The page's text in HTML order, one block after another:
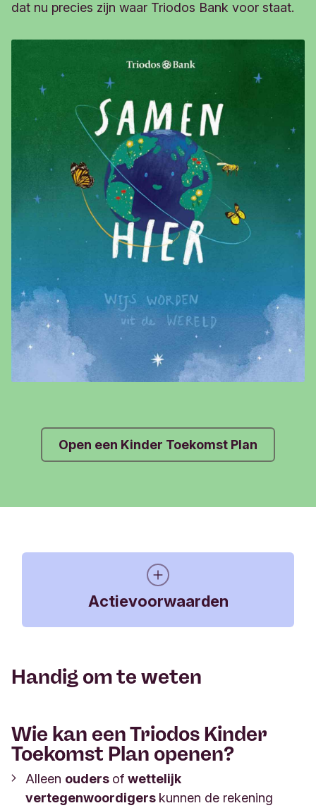
dat nu precies zijn waar Triodos Bank voor staat.
Open een Kinder Toekomst Plan
Actievoorwaarden
Deze actie geldt voor klanten die een nieuw
Je ontvangt 1 cadeau per geopend Kinder
Toekomst Plan.
Je ontvangt het cadeau per post. Controleer
daarom goed je adresgegevens.
Handig om te weten
Wie kan een Triodos Kinder
Toekomst Plan openen?
Alleen ouders of wettelijk
vertegenwoordigers kunnen de rekening